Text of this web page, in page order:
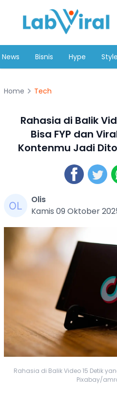
News Bisnis Hype Style
Home Tech
Rahasia di Balik
Bisa FYP dan
Kontenmu Jadi
Olis
Kamis 09 Oktober
Rahasia di Balik Video 15 Detik
Pixabay/